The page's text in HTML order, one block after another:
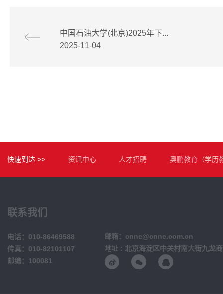
中国石油大学(北京)2025年下...
2025-11-04
快速到达 >> 资讯中心 人才招聘 奥鹏教育（学历
联系我们
电话：010-86469588
传真：010-82101107
邮编：100081
邮箱：cnne@cnne.com.cn
地址 : 北京海淀区中关村南大街九龙